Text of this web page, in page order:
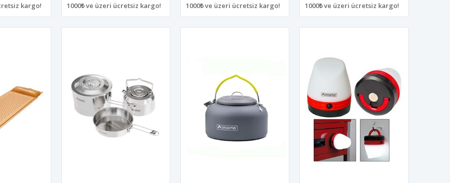
kargo! 1000₺ ve üzeri ücretsiz kargo! 1000₺ ve üzeri ücretsiz kargo! 1000₺ ve üzeri ücretsiz kargo!